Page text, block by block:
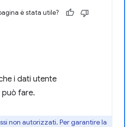
è stata utile?
i dati utente
può fare.
non autorizzati. Per garantire la